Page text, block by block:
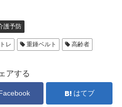
護予防
レ 重錘ベルト 高齢者
アする
はてブ